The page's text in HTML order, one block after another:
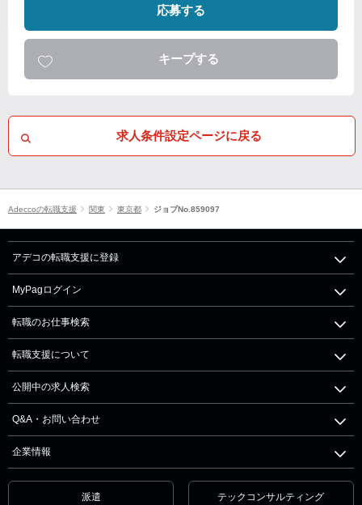
応募する
キープする
求人条件設定ページに戻る
Adeccoの転職支援 関東 東京都 ジョブNo.859097
アデコの転職支援に登録
MyPagログイン
転職のお仕事検索
転職支援について
公開中の求人検索
Q&A・お問い合わせ
企業情報
派遣 テックコンサルティング